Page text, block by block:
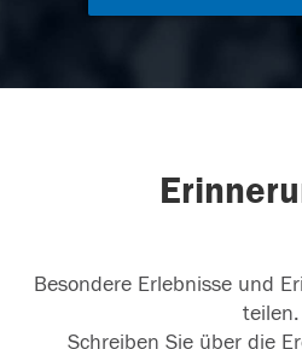
Besondere Erlebnisse und
teilen.
Schreiben Sie über die